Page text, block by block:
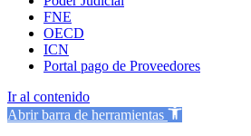
FNE
OECD
ICN
Portal pago de Proveedores
Ir al contenido
Abrir barra de herramientas